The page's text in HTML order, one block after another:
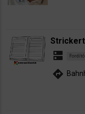
dns Fordító
directions